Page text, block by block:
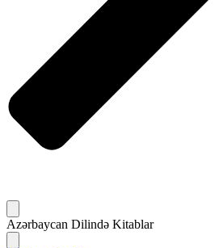
Azərbaycan Dilində Kitablar